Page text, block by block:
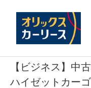
【ビジネス】中
ハイゼットカー